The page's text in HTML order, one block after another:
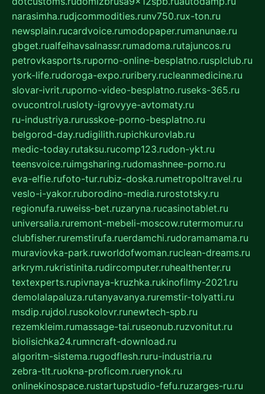
narasimha.rudjcommodities.runv750.rux-ton.ru
newsplain.rucardvoice.rumodopaper.rumanunae.ru
gbget.rualfeihavsalnassr.rumadoma.rutajuncos.ru
petrovkasports.ruporno-online-besplatno.rusplclub.ru
york-life.rudoroga-expo.ruribery.rucleanmedicine.ru
slovar-ivrit.ruporno-video-besplatno.ruseks-365.ru
ovucontrol.rusloty-igrovyye-avtomaty.ru
ru-industriya.rurusskoe-porno-besplatno.ru
belgorod-day.rudigilith.rupichkurovlab.ru
medic-today.rutaksu.rucomp123.rudon-ykt.ru
teensvoice.ruimgsharing.rudomashnee-porno.ru
eva-elfie.rufoto-tur.rubiz-doska.rumetropoltravel.ru
veslo-i-yakor.ruborodino-media.rurostotsky.ru
regionufa.ruweiss-bet.ruzaryna.rucasinotablet.ru
universalia.ruremont-mebeli-moscow.rutermomur.ru
clubfisher.ruremstirufa.ruerdamchi.rudoramamama.ru
muraviovka-park.ruworldofwoman.ruclean-dreams.ru
arkrym.rukristinita.rudircomputer.ruhealthenter.ru
textexperts.rupivnaya-kruzhka.rukinofilmy-2021.ru
demolalapaluza.rutanyavanya.ruremstir-tolyatti.ru
msdip.rujdol.rusokolovr.runewtech-spb.ru
rezemkleim.rumassage-tai.ruseonub.ruzvonitut.ru
biolisichka24.rumncraft-download.ru
algoritm-sistema.rugodflesh.ruru-industria.ru
zebra-tlt.ruokna-proficom.ruerynok.ru
onlinekinospace.rustartupstudio-fefu.ruzarges-ru.ru